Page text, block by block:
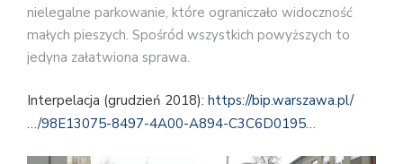
nielegalne parkowanie, które ograniczało widoczność
małych pieszych. Spośród wszystkich powyższych to
jedyna załatwiona sprawa.
Interpelacja (grudzień 2018): https://bip.warszawa.pl/
…/98E13075-8497-4A00-A894-C3C6D0195…